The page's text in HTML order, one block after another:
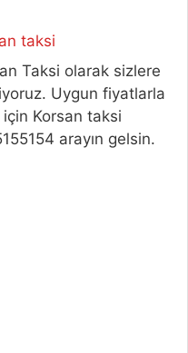
taksi
Taksi olarak sizlere
Uygun fiyatlarla
Korsan taksi
arayın gelsin.